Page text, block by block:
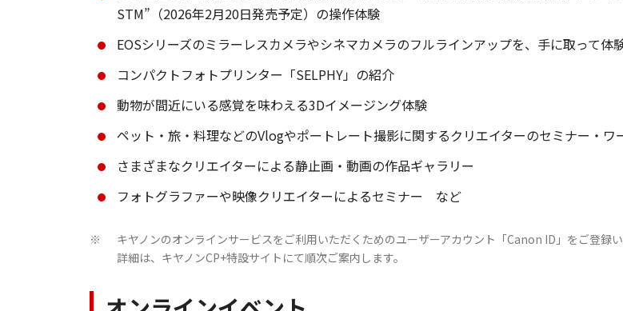
STM”（2026年2月20日発売予定）の操作体験
EOSシリーズのミラーレスカメラやシネマカメラのフルラインアップを、手に取って体
コンパクトフォトプリンター「SELPHY」の紹介
動物が間近にいる感覚を味わえる3Dイメージング体験
ペット・旅・料理などのVlogやポートレート撮影に関するクリエイターのセミナー・ワ
さまざまなクリエイターによる静止画・動画の作品ギャラリー
フォトグラファーや映像クリエイターによるセミナー など
※
キヤノンのオンラインサービスをご利用いただくためのユーザーアカウント「Canon ID」をご登録
詳細は、キヤノンCP+特設サイトにて順次ご案内します。